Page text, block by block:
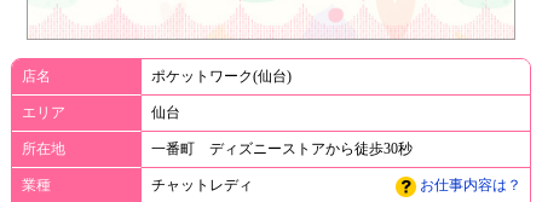
店名 ポケットワーク(仙台)
エリア 仙台
所在地 一番町 ディズニーストアから徒歩30秒
業種 チャットレディ お仕事内容は？